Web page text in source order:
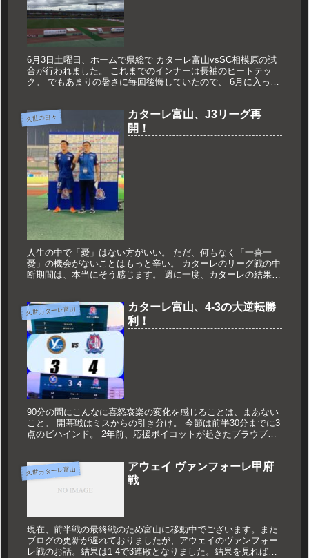
6月3日土曜日、ホームで県総で カターレ富山vsSC相模原の試
合が行われました。 これまでのインナーは長袖のヒートテッ
ク。 でもあまりの暑さに毎回後悔していたので、 6月に入った
久世の日々
カターレ富山、J3リーグ再
開！
人生の中で「憂」はない方がいい。 ただ、何もなく「一喜一
憂」の機会がないことはもっと辛い。 カターレのリーグ戦の中
断期間は、本当にそう感じます。 週に一度、カターレの結果は
久世カターレ富山
カターレ富山、4-3の大逆転勝
利！
90分の間にこんなに喜怒哀楽の変化を感じることは、まあない
こと。 開幕戦はミスからの引き分け。 今節は前半30分までに3
点のビハインド。 2年前、応援ボイコットが起きたブラウブリ
久世カターレ富山
アウェイ ヴァンフォーレ甲府
戦
現在、前半戦の最終戦のため富山に移動中でございます。また
ブログの更新が遅れておりましたが、アウェイのヴァンフォー
レ戦のお話。結果は1-4で3連敗となりました。結果を見れば惜